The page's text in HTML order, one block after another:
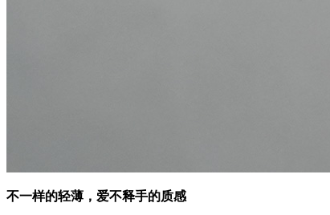
不一样的轻薄，爱不释手的质感